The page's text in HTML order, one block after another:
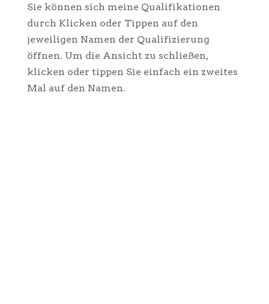
Sie können sich meine Qualifikationen
durch Klicken oder Tippen auf den
jeweiligen Namen der Qualifizierung
öffnen. Um die Ansicht zu schließen,
klicken oder tippen Sie einfach ein zweites
Mal auf den Namen.